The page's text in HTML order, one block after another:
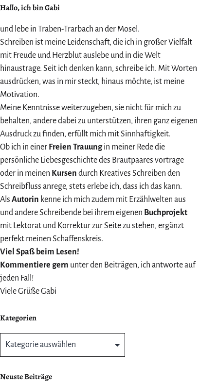
Hallo, ich bin Gabi
und lebe in Traben-Trarbach an der Mosel.
Schreiben ist meine Leidenschaft, die ich in großer Vielfalt
mit Freude und Herzblut auslebe und in die Welt
hinaustrage. Seit ich denken kann, schreibe ich. Mit Worten
ausdrücken, was in mir steckt, hinaus möchte, ist meine
Motivation.
Meine Kenntnisse weiterzugeben, sie nicht für mich zu
behalten, andere dabei zu unterstützen, ihren ganz eigenen
Ausdruck zu finden, erfüllt mich mit Sinnhaftigkeit.
Ob ich in einer Freien Trauungin meiner Rede die
persönliche Liebesgeschichte des Brautpaares vortrage
oder in meinen Kursen durch Kreatives Schreiben den
Schreibfluss anrege, stets erlebe ich, dass ich das kann.
Als Autorin kenne ich mich zudem mit Erzählwelten aus
und andere Schreibende bei ihrem eigenen Buchprojekt
mit Lektorat und Korrektur zur Seite zu stehen, ergänzt
perfekt meinen Schaffenskreis.
Viel Spaß beim Lesen!
Kommentiere gern unter den Beiträgen, ich antworte auf
jeden Fall!
Viele Grüße Gabi
Kategorien
Kategorien
Neuste Beiträge